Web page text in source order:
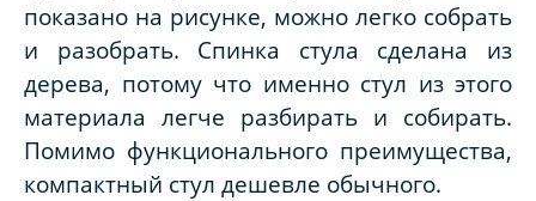
показано на рисунке, можно легко собрать
и разобрать. Спинка стула сделана из
дерева, потому что именно стул из этого
материала легче разбирать и собирать.
Помимо функционального преимущества,
компактный стул дешевле обычного.